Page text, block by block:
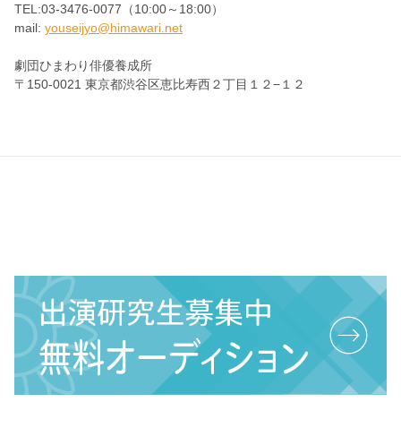
TEL:03-3476-0077（10:00～18:00）
mail: youseijyo@himawari.net
劇団ひまわり俳優養成所
〒150-0021 東京都渋谷区恵比寿西２丁目１２−１２